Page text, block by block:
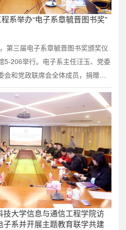
系举办“电子系章毓晋图书奖”
第三届电子系章毓晋图书奖颁奖仪
5-206举行。电子系主任汪玉、党委
会和党政联席会全体成员，捐赠人
书作者代表张旭东、欧智坚等出席
式由沈渊主持。颁奖仪式现场汪玉
图书奖的情况进行了介绍，并对章
系的关心和支持表示感谢。汪玉介
金支持情况，2019年和2022年的两
来自于章毓晋老师历年来收到的
技大学信息与通信工程学院访
子系并开展主题教育联学共建